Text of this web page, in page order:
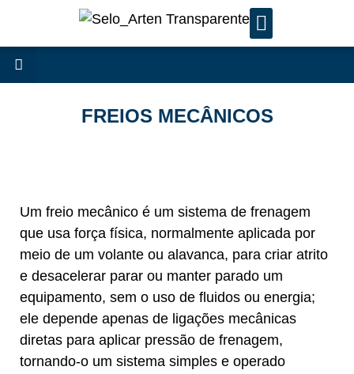
FREIOS MECÂNICOS
Um freio mecânico é um sistema de frenagem
que usa força física, normalmente aplicada por
meio de um volante ou alavanca, para criar atrito
e desacelerar parar ou manter parado um
equipamento, sem o uso de fluidos ou energia;
ele depende apenas de ligações mecânicas
diretas para aplicar pressão de frenagem,
tornando-o um sistema simples e operado